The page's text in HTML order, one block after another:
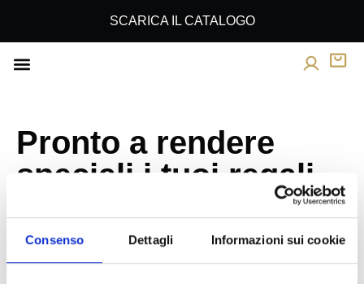
Consenso Dettagli Informazioni sui cookie
SCARICA IL CATALOGO
Pronto a rendere
speciali i tuoi regali
aziendali?
Scrivici per ricevere una proposta su misura. Che tu